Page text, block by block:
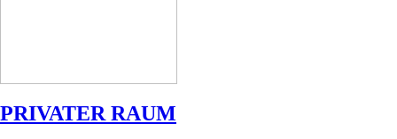
PRIVATER RAUM